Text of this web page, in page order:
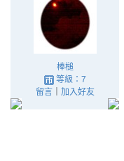
棒槌
等級：7
留言｜ 加入好友